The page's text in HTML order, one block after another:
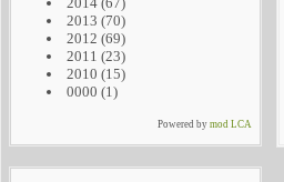
2013 (70)
2012 (69)
2011 (23)
2010 (15)
0000 (1)
Powered bymod LCA